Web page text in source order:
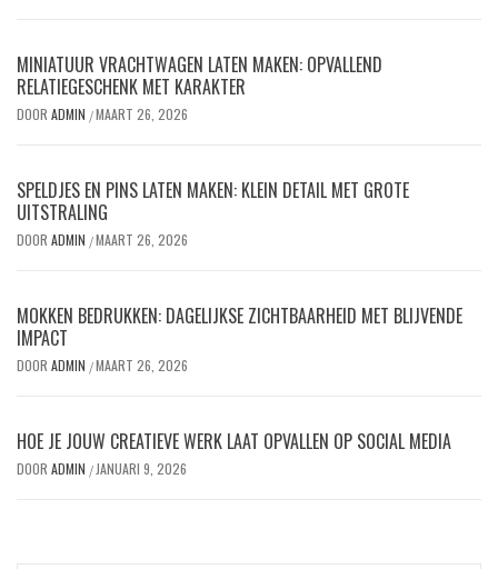
MINIATUUR VRACHTWAGEN LATEN MAKEN: OPVALLEND
RELATIEGESCHENK MET KARAKTER
DOOR ADMIN /MAART 26, 2026
SPELDJES EN PINS LATEN MAKEN: KLEIN DETAIL MET GROTE
UITSTRALING
DOOR ADMIN /MAART 26, 2026
MOKKEN BEDRUKKEN: DAGELIJKSE ZICHTBAARHEID MET BLIJVENDE
IMPACT
DOOR ADMIN /MAART 26, 2026
HOE JE JOUW CREATIEVE WERK LAAT OPVALLEN OP SOCIAL MEDIA
DOOR ADMIN /JANUARI 9, 2026